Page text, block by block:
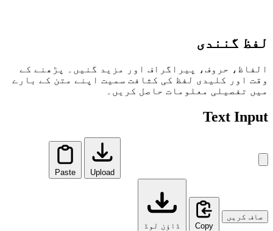
لفظ گنندی
الفاظ، حروف، پیراگراف اور مزید گنیں۔ پڑھنے کے
وقت اور کلیدی لفظ کی کثافت سمیت اپنے متن کے بارے
میں تفصیلی معلومات حاصل کریں۔
Text Input
Upload
Paste
صاف کریں
Copy
ڈاؤن لوڈ